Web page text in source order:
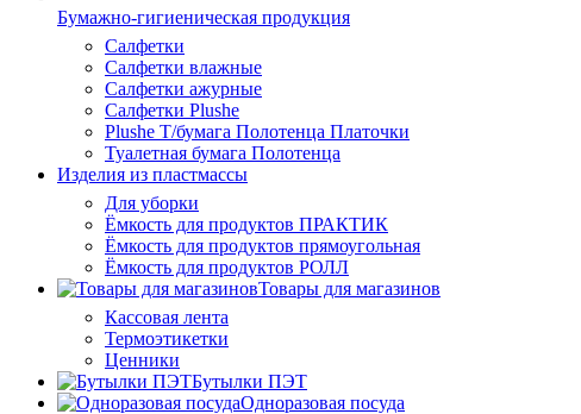
Бумажно-гигиеническая продукция
Салфетки
Салфетки влажные
Салфетки ажурные
Салфетки Plushe
Plushe Т/бумага Полотенца Платочки
Туалетная бумага Полотенца
Изделия из пластмассы
Для уборки
Ёмкость для продуктов ПРАКТИК
Ёмкость для продуктов прямоугольная
Ёмкость для продуктов РОЛЛ
Товары для магазинов
Кассовая лента
Термоэтикетки
Ценники
Бутылки ПЭТ
Одноразовая посуда